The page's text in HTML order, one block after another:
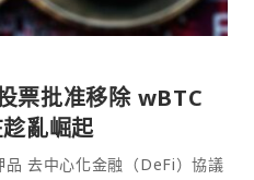
票批准移除 wBTC
亂崛起
議